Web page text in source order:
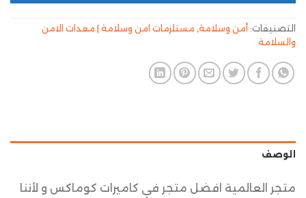
التصنيفات: أمن وسلامة, مستلزمات امن وسلامة | معدات الامن
والسلامة
الوصف
متجر العالمية افضل متجر في كاميرات كوماكس و لأننا